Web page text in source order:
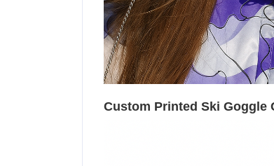
Custom Printed Ski Goggle